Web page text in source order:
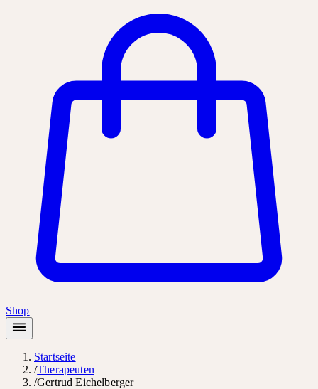
Shop
Startseite
/Therapeuten
/Gertrud Eichelberger